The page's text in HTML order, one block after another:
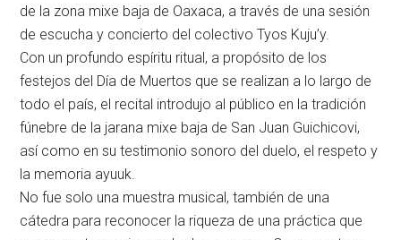
de la zona mixe baja de Oaxaca, a través de una sesión
de escucha y concierto del colectivo Tyos Kuju’y.
Con un profundo espíritu ritual, a propósito de los
festejos del Día de Muertos que se realizan a lo largo de
todo el país, el recital introdujo al público en la tradición
fúnebre de la jarana mixe baja de San Juan Guichicovi,
así como en su testimonio sonoro del duelo, el respeto y
la memoria ayuuk.
No fue solo una muestra musical, también de una
cátedra para reconocer la riqueza de una práctica que